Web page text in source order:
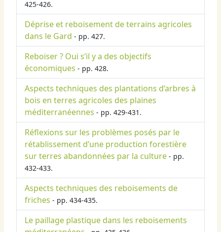
425-426.
Déprise et reboisement de terrains agricoles
dans le Gard - pp. 427.
Reboiser ? Oui s’il y a des objectifs
économiques - pp. 428.
Aspects techniques des plantations d’arbres à
bois en terres agricoles des plaines
méditerranéennes - pp. 429-431.
Réflexions sur les problèmes posés par le
rétablissement d’une production forestière
sur terres abandonnées par la culture - pp.
432-433.
Aspects techniques des reboisements de
friches - pp. 434-435.
Le paillage plastique dans les reboisements